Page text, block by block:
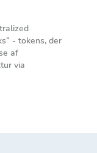
- tokens, der
af
via